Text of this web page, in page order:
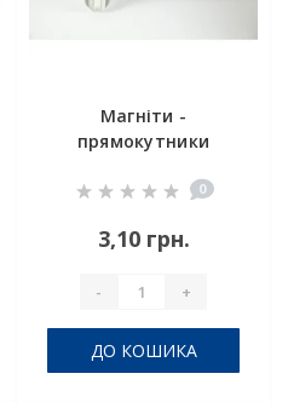
Магніти -
прямокутники
0
3,10 грн.
- +
ДО КОШИКА